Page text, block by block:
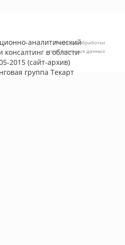
аналитический
консалтинг в области
2015 (сайт-архив)
группа Текарт
Политика обработки
персональных данных